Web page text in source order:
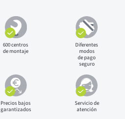
600 centros
de montaje
Diferentes
modos
de pago
seguro
Precios bajos
garantizados
Servicio de
atención